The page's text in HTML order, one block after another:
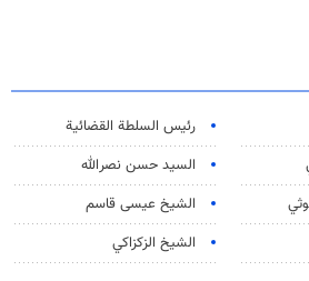
رئیس السلطة القضائیة
السيد حسن نصرالله
الشيخ عيسى قاسم
الشيخ الزكزاكي